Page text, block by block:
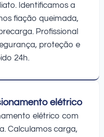
Identificamos a
fiação queimada,
Profissional
proteção e
24h.
elétrico
elétrico com
Calculamos carga,